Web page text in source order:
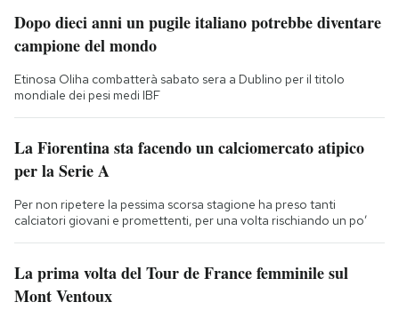
Dopo dieci anni un pugile italiano potrebbe diventare
campione del mondo
Etinosa Oliha combatterà sabato sera a Dublino per il titolo
mondiale dei pesi medi IBF
La Fiorentina sta facendo un calciomercato atipico
per la Serie A
Per non ripetere la pessima scorsa stagione ha preso tanti
calciatori giovani e promettenti, per una volta rischiando un po’
La prima volta del Tour de France femminile sul
Mont Ventoux